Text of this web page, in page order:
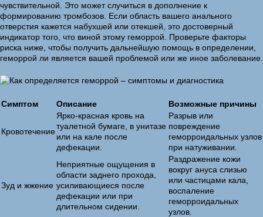
чувствительной. Это может случиться в дополнение к
формированию тромбозов. Если область вашего анального
отверстия кажется набухшей или отекшей, это достоверный
индикатор того, что виной этому геморрой. Проверьте факторы
риска ниже, чтобы получить дальнейшую помощь в определении,
геморрой ли является вашей проблемой или же иное заболевание.
Симптом Описание Возможные причины
Кровотечение
Ярко-красная кровь на
туалетной бумаге, в унитазе
или на кале после
дефекации.
Разрыв или
повреждение
геморроидальных узлов
при натуживании.
Зуд и жжение
Неприятные ощущения в
области заднего прохода,
усиливающиеся после
дефекации или при
длительном сидении.
Раздражение кожи
вокруг ануса слизью
или частицами кала,
воспаление
геморроидальных
узлов.